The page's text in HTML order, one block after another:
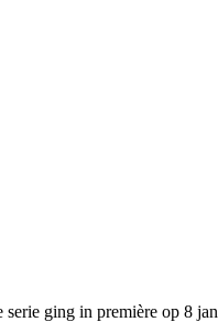
ging in première op 8